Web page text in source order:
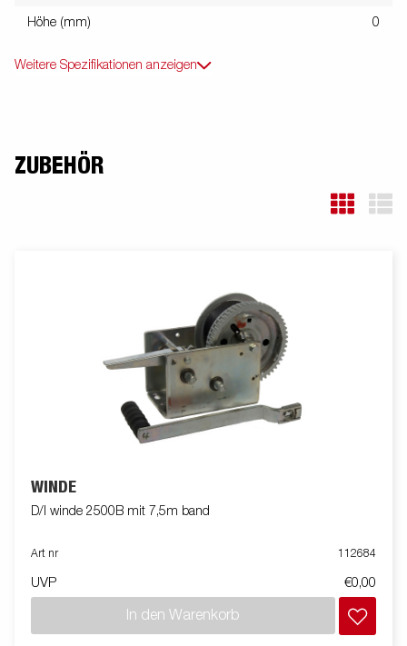
Höhe (mm) 0
Weitere Spezifikationen anzeigen
ZUBEHÖR
WINDE
D/l winde 2500B mit 7,5m band
Art nr 112684
UVP €0,00
In den Warenkorb